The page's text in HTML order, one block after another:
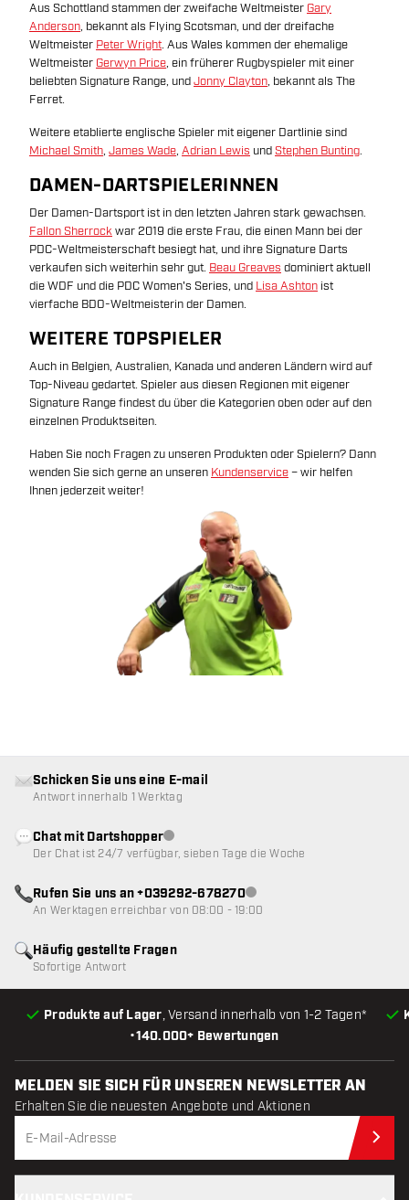
Aus Schottland stammen der zweifache Weltmeister Gary
Anderson, bekannt als Flying Scotsman, und der dreifache
Weltmeister Peter Wright. Aus Wales kommen der ehemalige
Weltmeister Gerwyn Price, ein früherer Rugbyspieler mit einer
beliebten Signature Range, undJonny Clayton, bekannt als The
Ferret.
Weitere etablierte englische Spieler mit eigener Dartlinie sind
Michael Smith, James Wade, Adrian Lewis und Stephen Bunting.
DAMEN-DARTSPIELERINNEN
Der Damen-Dartsport ist in den letzten Jahren stark gewachsen.
Fallon Sherrockwar 2019 die erste Frau, die einen Mann bei der
PDC-Weltmeisterschaft besiegt hat, und ihre Signature Darts
verkaufen sich weiterhin sehr gut. Beau Greaves dominiert aktuell
die WDF und die PDC Women's Series, und Lisa Ashton ist
vierfache BDO-Weltmeisterin der Damen.
WEITERE TOPSPIELER
Auch in Belgien, Australien, Kanada und anderen Ländern wird auf
Top-Niveau gedartet. Spieler aus diesen Regionen mit eigener
Signature Range findest du über die Kategorien oben oder auf den
einzelnen Produktseiten.
Haben Sie noch Fragen zu unseren Produkten oder Spielern? Dann
wenden Sie sich gerne an unseren Kundenservice– wir helfen
Ihnen jederzeit weiter!
•140.000+ Bewertungen
Produkte auf Lager, Versand innerhalb von 1-2 Tagen*
Häufig gestellte Fragen
Sofortige Antwort
Schicken Sie uns eine E-mail
Antwort innerhalb 1 Werktag
Chat mit DartshopperKundenservice nicht verfügbar
Der Chat ist 24/7 verfügbar, sieben Tage die Woche
Rufen Sie uns an +039292-678270Kundenservice nicht
An Werktagen erreichbar von 08:00 - 19:00
MELDEN SIE SICH FÜR UNSEREN NEWSLETTER AN
Erhalten Sie die neuesten Angebote und Aktionen